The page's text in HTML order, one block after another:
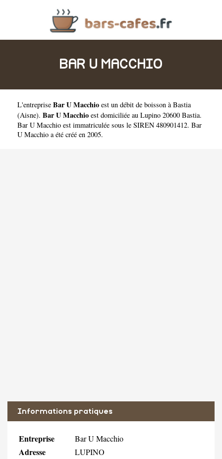
BAR U MACCHIO
L'entreprise Bar U Macchio est un débit de boisson à Bastia
(Aisne). Bar U Macchio est domiciliée au Lupino 20600 Bastia.
Bar U Macchio est immatriculée sous le SIREN 480901412. Bar
U Macchio a été créé en 2005.
Informations pratiques
Entreprise Bar U Macchio
Adresse LUPINO